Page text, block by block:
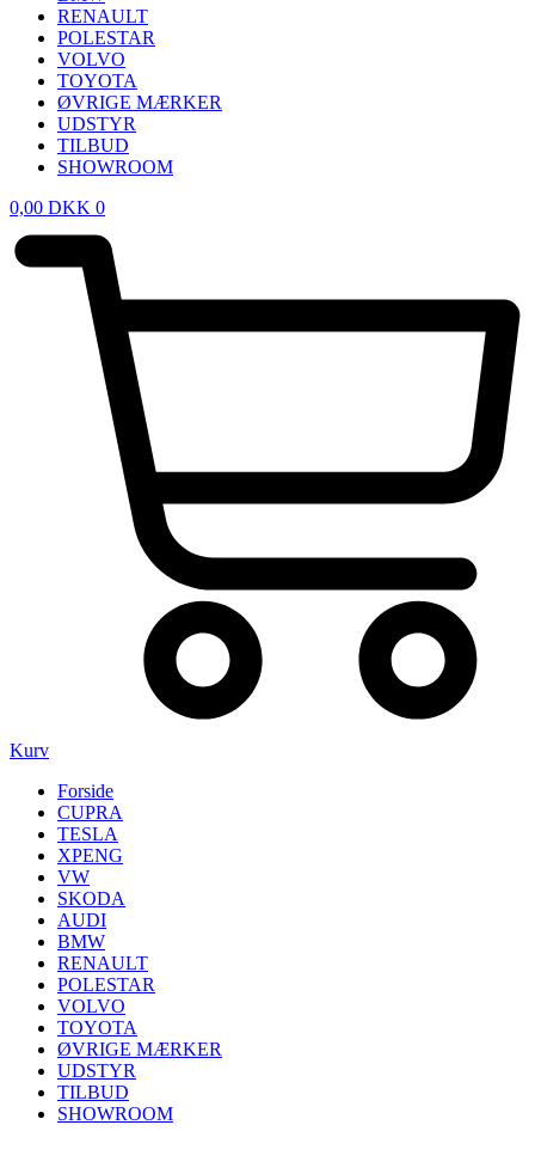
RENAULT
POLESTAR
VOLVO
TOYOTA
ØVRIGE MÆRKER
UDSTYR
TILBUD
SHOWROOM
0,00 DKK 0
Kurv
Forside
CUPRA
TESLA
XPENG
VW
SKODA
AUDI
BMW
RENAULT
POLESTAR
VOLVO
TOYOTA
ØVRIGE MÆRKER
UDSTYR
TILBUD
SHOWROOM